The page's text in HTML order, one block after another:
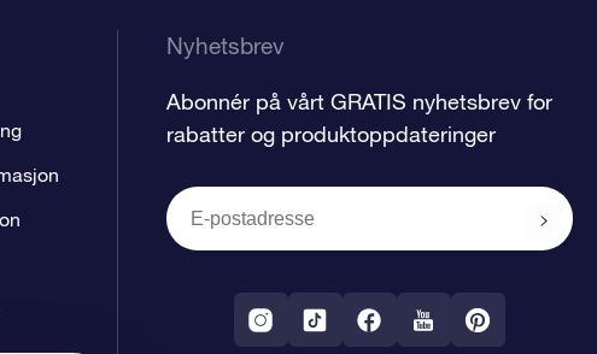
Nyhetsbrev
Abonnér på vårt GRATIS nyhetsbrev for
rabatter og produktoppdateringer